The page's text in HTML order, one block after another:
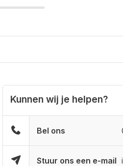
Kunnen wij je helpen?
Bel ons
Stuur ons een e-mail